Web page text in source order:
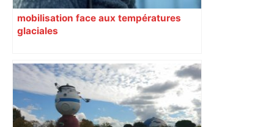
mobilisation face aux températures
glaciales